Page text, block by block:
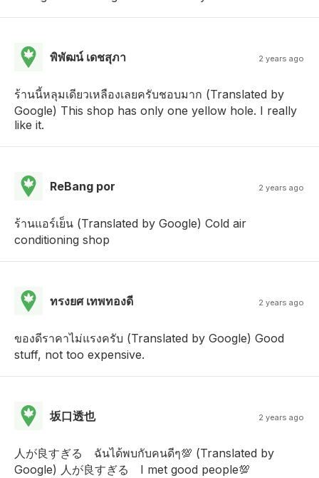
พิพัฒน์ เดชสุภา 2 years ago
ร้านนี้หลุมเดียวเหลืองเลยครับชอบมาก (Translated by
Google) This shop has only one yellow hole. I really
like it.
ReBang por 2 years ago
ร้านแอร์เย็น (Translated by Google) Cold air
conditioning shop
ทรงยศ เทพทองดี 2 years ago
ของดีราคาไม่แรงครับ (Translated by Google) Good
stuff, not too expensive.
坂口透也 2 years ago
人が良すぎる ฉันได้พบกับคนดีๆ💯 (Translated by
Google) 人が良すぎる I met good people💯